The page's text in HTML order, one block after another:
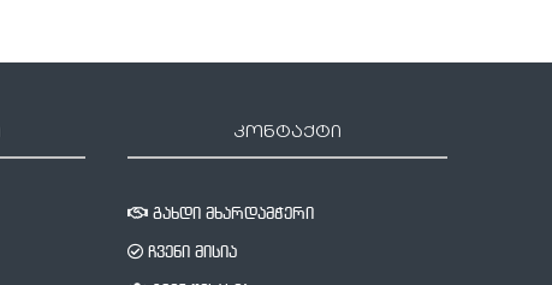
კონტაქტი
გახდი მხარდამჭერი
ჩვენი მისია